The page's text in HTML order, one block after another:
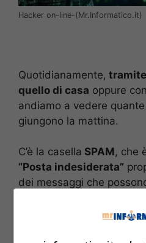
Hacker on-line-(Mr.Informatico.it)
Quotidianamente,
quello di casa oppure
andiamo a vedere
giungono la mattina.
C’è la casella SPAM, che
“Posta indesiderata”
dei messaggi che
parte delle volte, la